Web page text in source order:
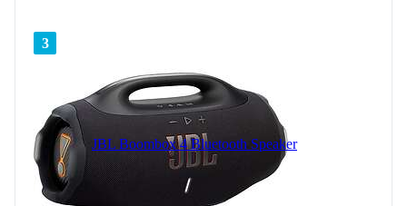
3
JBL Boombox 4 Bluetooth Speaker